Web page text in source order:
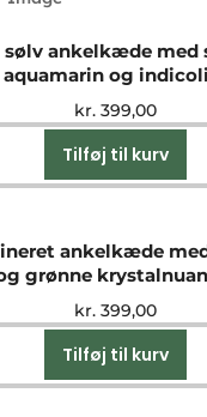
ankelkæde med
aquamarin og
kr. 399,00
Tilføj til kurv
ankelkæde
grønne
kr. 399,00
Tilføj til kurv